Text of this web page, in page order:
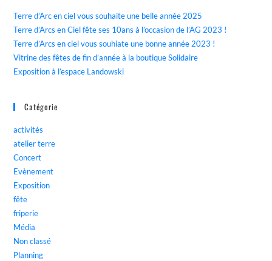
Terre d’Arc en ciel vous souhaite une belle année 2025
Terre d’Arcs en Ciel fête ses 10ans à l’occasion de l’AG 2023 !
Terre d’Arcs en ciel vous souhiate une bonne année 2023 !
Vitrine des fêtes de fin d’année à la boutique Solidaire
Exposition à l’espace Landowski
Catégorie
activités
atelier terre
Concert
Evènement
Exposition
fête
friperie
Média
Non classé
Planning